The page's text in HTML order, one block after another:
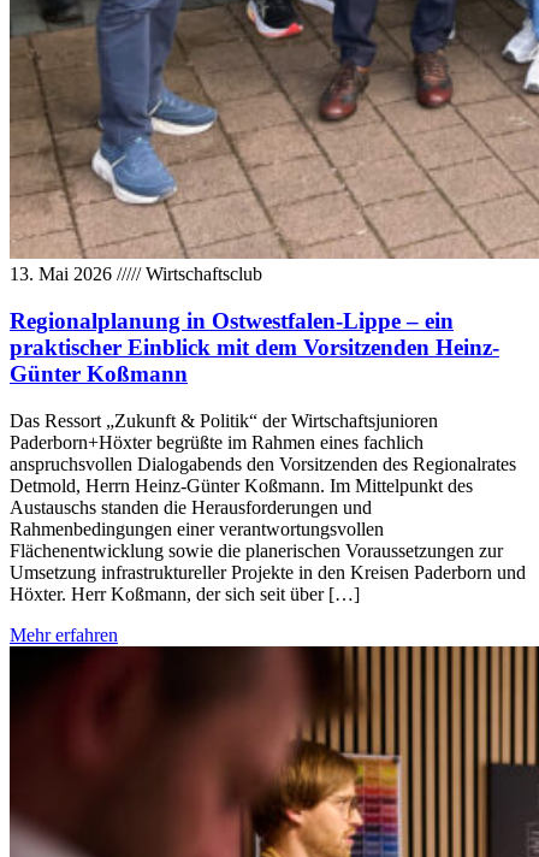
13. Mai 2026 /////Wirtschaftsclub
Regionalplanung in Ostwestfalen-Lippe – ein
praktischer Einblick mit dem Vorsitzenden Heinz-
Günter Koßmann
Das Ressort „Zukunft & Politik“ der Wirtschaftsjunioren
Paderborn+Höxter begrüßte im Rahmen eines fachlich
anspruchsvollen Dialogabends den Vorsitzenden des Regionalrates
Detmold, Herrn Heinz-Günter Koßmann. Im Mittelpunkt des
Austauschs standen die Herausforderungen und
Rahmenbedingungen einer verantwortungsvollen
Flächenentwicklung sowie die planerischen Voraussetzungen zur
Umsetzung infrastruktureller Projekte in den Kreisen Paderborn und
Höxter. Herr Koßmann, der sich seit über […]
Mehr erfahren